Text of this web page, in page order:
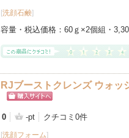
[洗顔石鹸]
容量・税込価格： 60ｇ×2個組・
RJブーストクレンズ ウォッ
グサイトへ
0 -pt クチコミ0件
[洗顔フォーム]